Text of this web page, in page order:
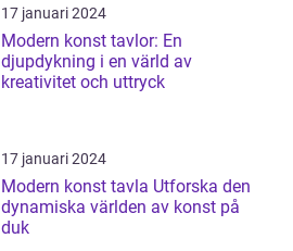
17 januari 2024
Modern konst tavlor: En
djupdykning i en värld av
kreativitet och uttryck
17 januari 2024
Modern konst tavla Utforska den
dynamiska världen av konst på
duk